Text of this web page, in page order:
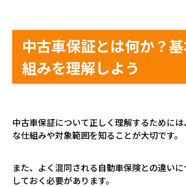
中古車保証とは何か？
組みを理解しよう
中古車保証について正しく理解するために
な仕組みや対象範囲を知ることが大切です。
また、よく混同される自動車保険との違い
しておく必要があります。